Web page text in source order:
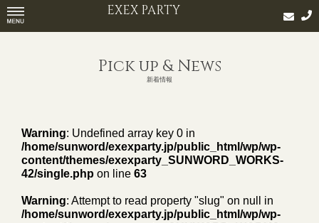
EXEX PARTY
Pick up & News
新着情報
Warning: Undefined array key 0 in
/home/sunword/exexparty.jp/public_html/wp/wp-
content/themes/exexparty_SUNWORD_WORKS-
42/single.php on line 63
Warning: Attempt to read property "slug" on null in
/home/sunword/exexparty.jp/public_html/wp/wp-